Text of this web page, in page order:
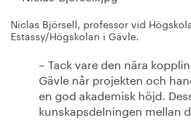
Niclas Björsell, professor vid
Estassy/Högskolan i Gävle.
– Tack vare den nära
Gävle når projekten och
en god akademisk höjd.
kunskapsdelningen mellan